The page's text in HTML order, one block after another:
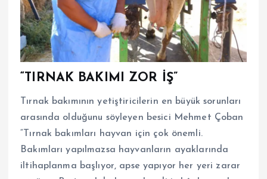
“TIRNAK BAKIMI ZOR İŞ”
Tırnak bakımının yetiştiricilerin en büyük sorunları
arasında olduğunu söyleyen besici Mehmet Çoban
“Tırnak bakımları hayvan için çok önemli.
Bakımları yapılmazsa hayvanların ayaklarında
iltihaplanma başlıyor, apse yapıyor her yeri zarar